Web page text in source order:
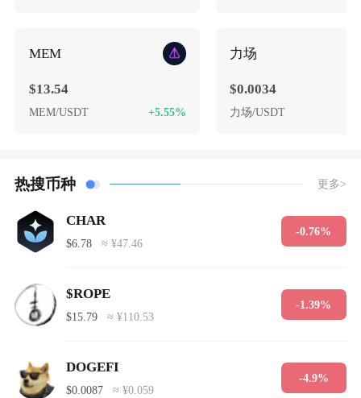
MEM
$13.54
MEM/USDT +5.55%
力场
$0.0034
力场/USDT
热搜币种 更多>
CHAR
$6.78 ≈ ¥47.46
-0.76%
$ROPE
$15.79 ≈ ¥110.53
-1.39%
DOGEFI
$0.0087 ≈ ¥0.059
-4.9%